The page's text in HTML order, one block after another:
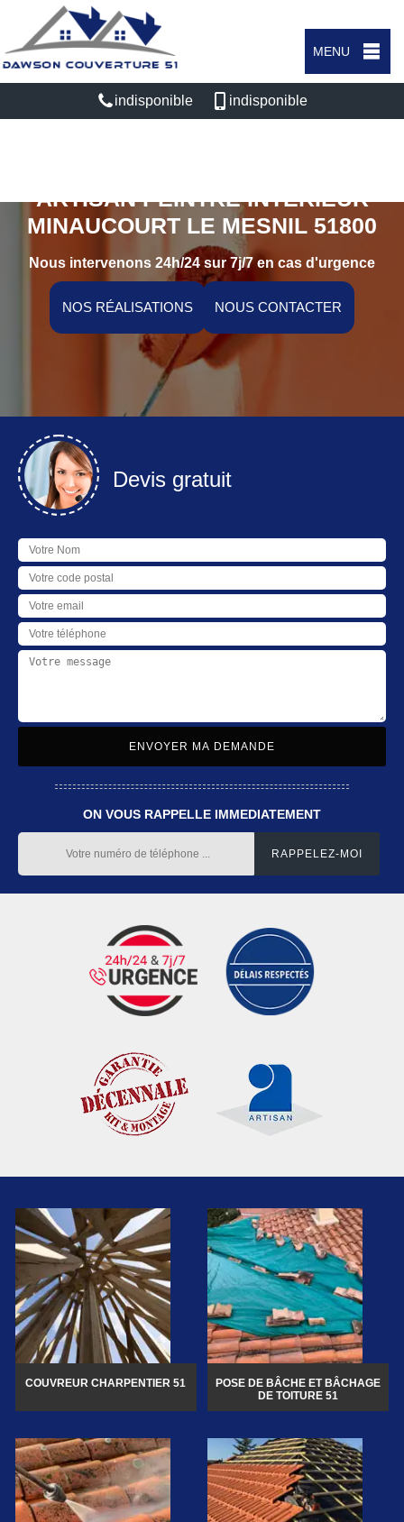
MENU
indisponible indisponible
ARTISAN PEINTRE INTÉRIEUR
MINAUCOURT LE MESNIL 51800
Nous intervenons 24h/24 sur 7j/7 en cas d'urgence
NOS RÉALISATIONS NOUS CONTACTER
Devis gratuit
ON VOUS RAPPELLE IMMEDIATEMENT
COUVREUR CHARPENTIER 51
POSE DE BÂCHE ET BÂCHAGE
DE TOITURE 51